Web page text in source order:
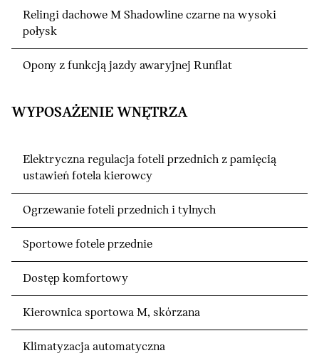
Relingi dachowe M Shadowline czarne na wysoki
połysk
Opony z funkcją jazdy awaryjnej Runflat
WYPOSAŻENIE WNĘTRZA
Elektryczna regulacja foteli przednich z pamięcią
ustawień fotela kierowcy
Ogrzewanie foteli przednich i tylnych
Sportowe fotele przednie
Dostęp komfortowy
Kierownica sportowa M, skórzana
Klimatyzacja automatyczna